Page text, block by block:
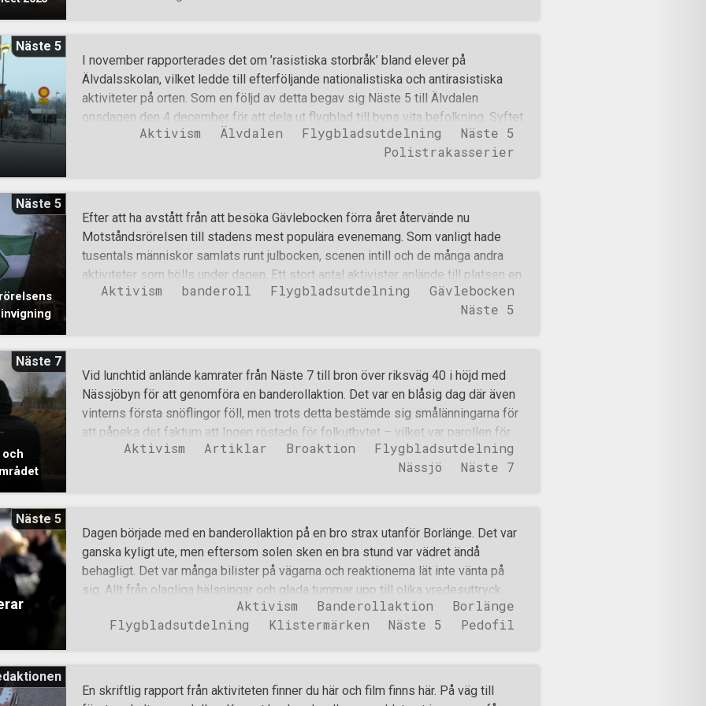
övergångsställe bredvid rondellen, men vädret gjorde sannerligen sitt när det
kommer till deltagande i evenemanget. En och annan raggarbil dök dock upp
som tidigare år, spelandes nationell musik av olika slag och viftandes med
högerarmarna, eller bara tummar upp och lyckönskningar genom rutorna. Ett bra
tag efter att aktiviteten påbörjats dök en ensam MC-p
Näste 5
I november rapporterades det om ’rasistiska storbråk’ bland elever på
Älvdalsskolan, vilket ledde till efterföljande nationalistiska och antirasistiska
aktiviteter på orten. Som en följd av detta begav sig Näste 5 till Älvdalen
onsdagen den 4 december för att dela ut flygblad till byns vita befolkning. Syftet
var att informera om den situation deras barn har hamnat i och att belysa varför
det är positivt att ortens svenska ungdomar reagerar och gör motstånd mot
budskap som gick emot den berättelse som skolan, Socialtjänsten och Polisen
förde fram i kommunen, ansågs naturligtvis vara en hemsk händelse i
fiendemedias ögon. Den 6 december publicerade Mora Tidning en artikel som
fördömde denna nationalsocialistiska basaktivism. Förutom att
Motståndsrörelsens aktivister benämns som ’hjärntvättade&#
Aktivism Älvdalen Flygbladsutdelning
Näste 5
Polistrakasserier
Näste 5
Efter att ha avstått från att besöka Gävlebocken förra året återvände nu
Motståndsrörelsen till stadens mest populära evenemang. Som vanligt hade
tusentals människor samlats runt julbocken, scenen intill och de många andra
aktiviteter som hölls under dagen. Ett stort antal aktivister anlände till platsen en
stund före evenemangets början för att på bästa sätt kunna sprida
organisationens budskap. Med två banderoller, flera fanor och flertalet
plats. Organisationens banderoller hölls väl synliga både när folkmassan
anlände och när besökarna rörde sig till och från scenen. Aktivisterna och deras
budskap väckte stor uppmärksamhet och blev flitigt fotograferade och omtalade
av publiken. Flygbladsutdelarna socialiserade oavbrutet med de människor som
passerade, allt från nyfikna ungdomar och frågvisa pensionärer – till mindre
Aktivism banderoll Flygbladsutdelning
Gävlebocken
Näste 5
Näste 7
Vid lunchtid anlände kamrater från Näste 7 till bron över riksväg 40 i höjd med
Nässjöbyn för att genomföra en banderollaktion. Det var en blåsig dag där även
vinterns första snöflingor föll, men trots detta bestämde sig smålänningarna för
att påpeka det faktum att Ingen röstade för folkutbytet – vilket var parollen för
dagen. Kamraterna blev bemötta på ett övervägande positivt sätt, både från de
som passerade under bron och av de som körde på bron som kämparna stod på.
vanliga frågor och åkte sedan vidare till den parkering som motståndsmännen
hade parkerat vid och fotograferade deras bilar. Inte nog med det så
fotograferade de alla bilar som stod parkerade där. Polis som fotograferar
slumpmässig människas bil. Motståndsmännen stod kvar en stund till innan de
rullade ihop och gick tillbaka till bilarna och åkte
Aktivism Artiklar Broaktion
Flygbladsutdelning
Nässjö
Näste 7
Näste 5
Dagen började med en banderollaktion på en bro strax utanför Borlänge. Det var
ganska kyligt ute, men eftersom solen sken en bra stund var vädret ändå
behagligt. Det var många bilister på vägarna och reaktionerna lät inte vänta på
sig. Allt från olagliga hälsningar och glada tummar upp till olika vredesuttryck
uppmärksammades av aktivisterna på plats. Budskapet var enkelt: en banderoll
med texten ”Stoppa folkutbytet” samt två fanor hölls upp av deltagarna i
på skolan hade sexchattat med ett antal fiktiva barn och försökt arrangera ett
Aktivism Banderollaktion
Borlänge
Flygbladsutdelning
Klistermärken Näste 5 Pedofil
En skriftlig rapport från aktiviteten finner du här och film finns här. På väg till